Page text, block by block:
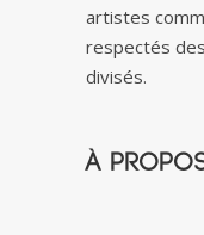
artistes
respectés
divisés.
À